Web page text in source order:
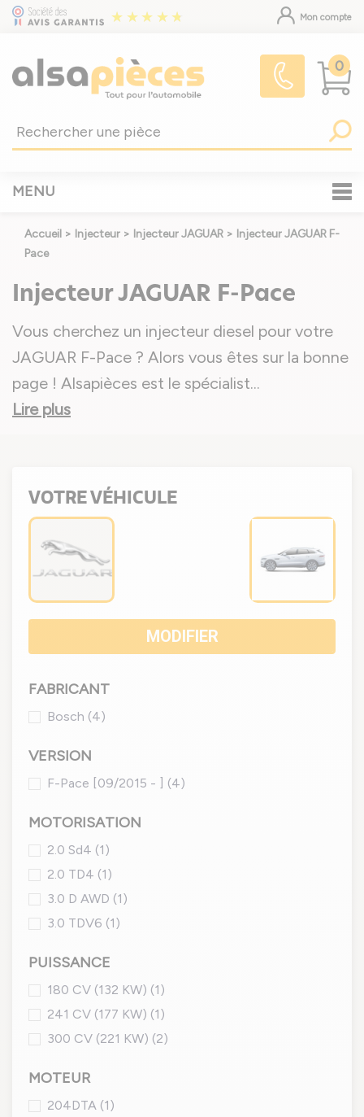
Mon compte
0
MENU
Accueil > Injecteur > Injecteur JAGUAR > Injecteur JAGUAR F-
Pace
Injecteur JAGUAR F-Pace
Vous cherchez un injecteur diesel pour votre
JAGUAR F-Pace ? Alors vous êtes sur la bonne
page ! Alsapièces est le spécialist...
Lire plus
VOTRE VÉHICULE
MODIFIER
FABRICANT
Bosch (4)
VERSION
F-Pace [09/2015 - ] (4)
MOTORISATION
2.0 Sd4 (1)
2.0 TD4 (1)
3.0 D AWD (1)
3.0 TDV6 (1)
PUISSANCE
180 CV (132 KW) (1)
241 CV (177 KW) (1)
300 CV (221 KW) (2)
MOTEUR
204DTA (1)